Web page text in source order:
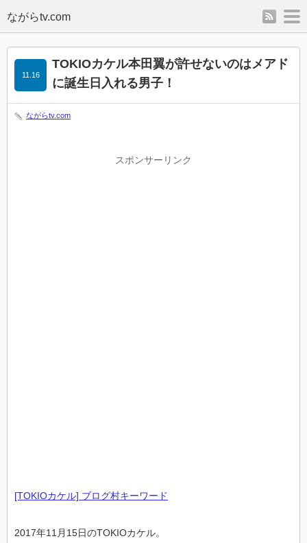
rss
TOKIOカケル本田翼が許せないのはメアド
に誕生日入れる男子！
11.16
ながらtv.com
スポンサーリンク
[TOKIOカケル] ブログ村キーワード
2017年11月15日のTOKIOカケル。